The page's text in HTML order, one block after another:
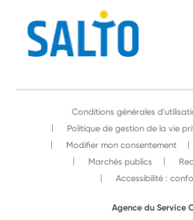
Conditions générales
Politique de gestion de la vie
Modifier mon consentement
Marchés publics
Accessibilité :
Agence du Service